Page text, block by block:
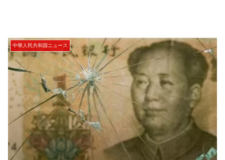
中華人民共和国ニュース